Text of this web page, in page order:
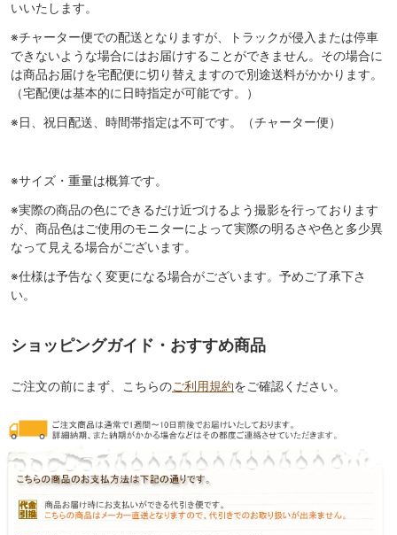
いいたします。
※チャーター便での配送となりますが、トラックが侵入または停車
できないような場合にはお届けすることができません。その場合に
は商品お届けを宅配便に切り替えますので別途送料がかかります。
（宅配便は基本的に日時指定が可能です。）
※日、祝日配送、時間帯指定は不可です。（チャーター便）
※サイズ・重量は概算です。
※実際の商品の色にできるだけ近づけるよう撮影を行っております
が、商品色はご使用のモニターによって実際の明るさや色と多少異
なって見える場合がございます。
※仕様は予告なく変更になる場合がございます。予めご了承下さ
い。
ショッピングガイド・おすすめ商品
ご注文の前にまず、こちらのご利用規約をご確認ください。